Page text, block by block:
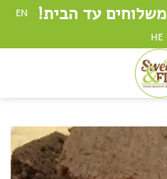
משלוחים עד הבית!
EN
HE